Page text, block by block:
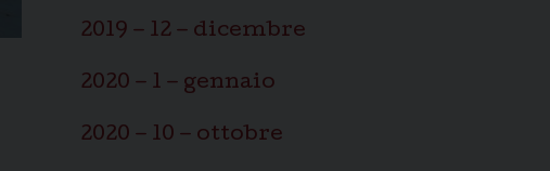
2019 – 12 – dicembre
2020 – 1 – gennaio
2020 – 10 – ottobre